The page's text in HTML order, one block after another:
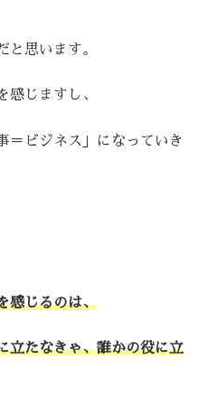
と思います。
感じますし、
＝ビジネス」になっていき
感じるのは、
立たなきゃ、誰かの役に立